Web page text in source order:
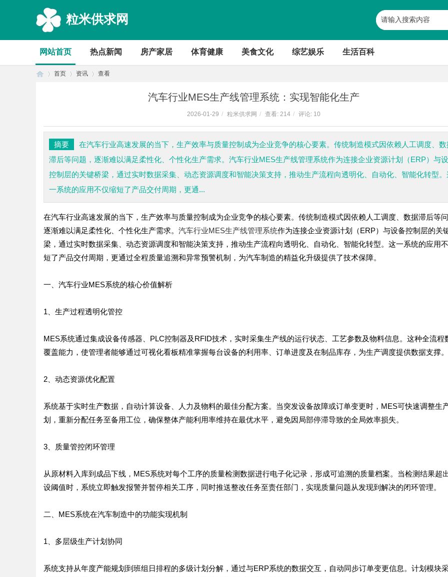
粒米供求网
网站首页 热点新闻 房产家居 体育健康 美食文化 综艺娱乐 生活百科
首页 资讯 查看
汽车行业MES生产线管理系统：实现智能化生产
2026-01-29 / 粒米供求网 / 查看: 214 / 评论: 10
摘要
在汽车行业高速发展的当下，生产效率与质量控制成为企业竞争的核心要素。传统制造模式因依赖人工调度、数
滞后等问题，逐渐难以满足柔性化、个性化生产需求。汽车行业MES生产线管理系统作为连接企业资源计划（ERP）与
控制层的关键桥梁，通过实时数据采集、动态资源调度和智能决策支持，推动生产流程向透明化、自动化、智能化转型。
一系统的应用不仅缩短了产品交付周期，更通...
在汽车行业高速发展的当下，生产效率与质量控制成为企业竞争的核心要素。传统制造模式因依赖人工调度、数据滞后等问
逐渐难以满足柔性化、个性化生产需求。 汽车行业MES生产线管理系统作为连接企业资源计划（ERP）与设备控制层的关
梁，通过实时数据采集、动态资源调度和智能决策支持，推动生产流程向透明化、自动化、智能化转型。这一系统的应用
短了产品交付周期，更通过全程质量追溯和异常预警机制，为汽车制造的精益化升级提供了技术保障。
一、汽车行业MES系统的核心价值解析
1、生产过程透明化管控
MES系统通过集成设备传感器、PLC控制器及RFID技术，实时采集生产线的运行状态、工艺参数及物料信息。这种全流程
覆盖能力，使管理者能够通过可视化看板精准掌握每台设备的利用率、订单进度及在制品库存，为生产调度提供数据支撑。
2、动态资源优化配置
系统基于实时生产数据，自动计算设备、人力及物料的最佳分配方案。当突发设备故障或订单变更时，MES可快速调整生
划，重新分配任务至备用工位，确保整体产能利用率维持在最优水平，避免因局部停滞导致的全局效率损失。
3、质量管控闭环管理
从原材料入库到成品下线，MES系统对每个工序的质量检测数据进行电子化记录，形成可追溯的质量档案。当检测结果超
设阈值时，系统立即触发报警并暂停相关工序，同时推送整改任务至责任部门，实现质量问题从发现到解决的闭环管理。
二、MES系统在汽车制造中的功能实现机制
1、多层级生产计划协同
系统支持从年度产能规划到班组日排程的多级计划分解，通过与ERP系统的数据交互，自动同步订单变更信息。计划模块